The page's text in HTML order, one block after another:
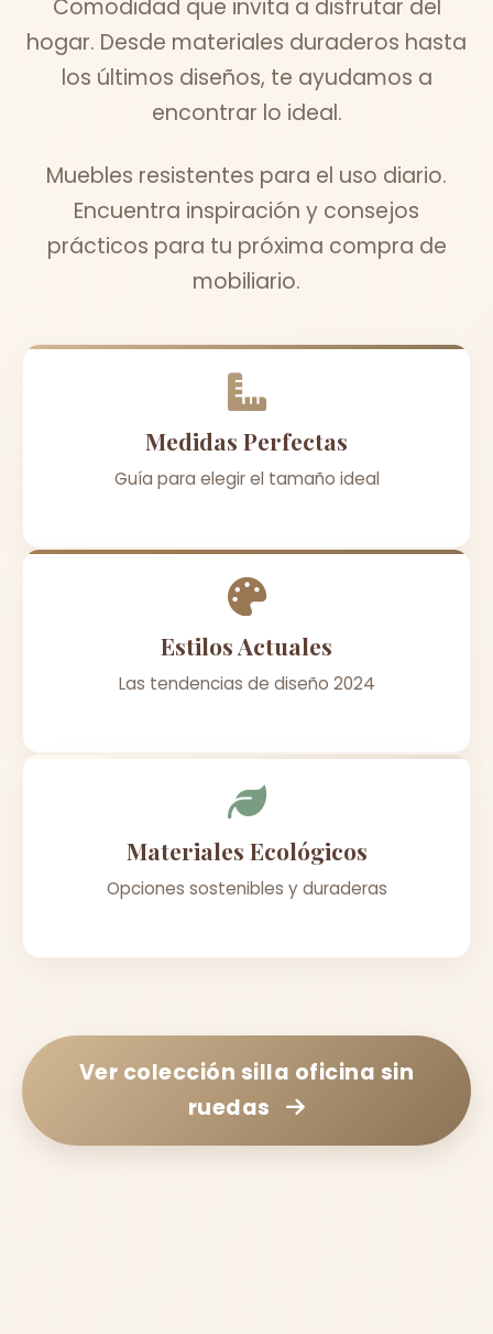
Comodidad que invita a disfrutar del
hogar. Desde materiales duraderos hasta
los últimos diseños, te ayudamos a
encontrar lo ideal.
Muebles resistentes para el uso diario.
Encuentra inspiración y consejos
prácticos para tu próxima compra de
mobiliario.
Medidas Perfectas
Guía para elegir el tamaño ideal
Estilos Actuales
Las tendencias de diseño 2024
Materiales Ecológicos
Opciones sostenibles y duraderas
Ver colección silla oficina sin
ruedas